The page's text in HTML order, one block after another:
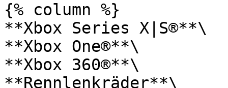
{% column %}
**Xbox Series X|S®**\
**Xbox One®**\
**Xbox 360®**\
**Rennlenkräder**\